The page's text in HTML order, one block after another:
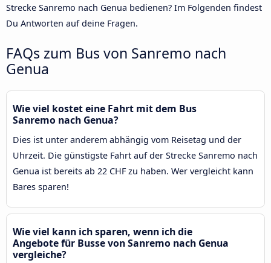
Strecke Sanremo nach Genua bedienen? Im Folgenden findest
Du Antworten auf deine Fragen.
FAQs zum Bus von Sanremo nach
Genua
Wie viel kostet eine Fahrt mit dem Bus
Sanremo nach Genua?
Dies ist unter anderem abhängig vom Reisetag und der
Uhrzeit. Die günstigste Fahrt auf der Strecke Sanremo nach
Genua ist bereits ab 22 CHF zu haben. Wer vergleicht kann
Bares sparen!
Wie viel kann ich sparen, wenn ich die
Angebote für Busse von Sanremo nach Genua
vergleiche?